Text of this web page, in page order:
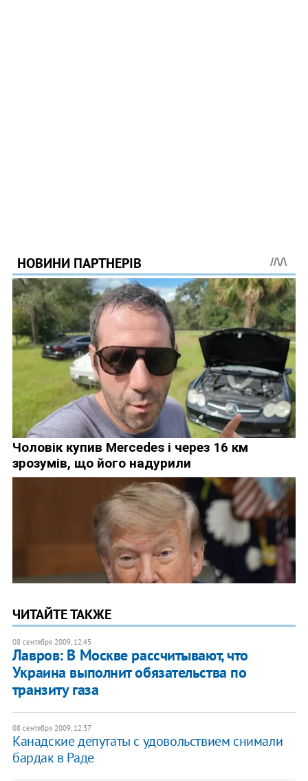
ЧИТАЙТЕ ТАКЖЕ
08 сентября 2009, 12:45
Лавров: В Москве рассчитывают, что
Украина выполнит обязательства по
транзиту газа
08 сентября 2009, 12:37
Канадские депутаты с удовольствием снимали
бардак в Раде